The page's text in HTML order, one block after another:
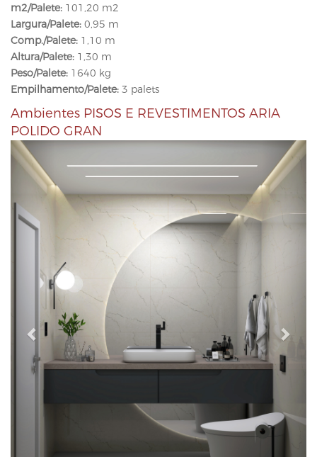
m2/Palete: 101,20 m2
Largura/Palete: 0,95 m
Comp./Palete: 1,10 m
Altura/Palete: 1,30 m
Peso/Palete: 1640 kg
Empilhamento/Palete: 3 palets
Ambientes PISOS E REVESTIMENTOS ARIA
POLIDO GRAN
P
r
v
N
e
t